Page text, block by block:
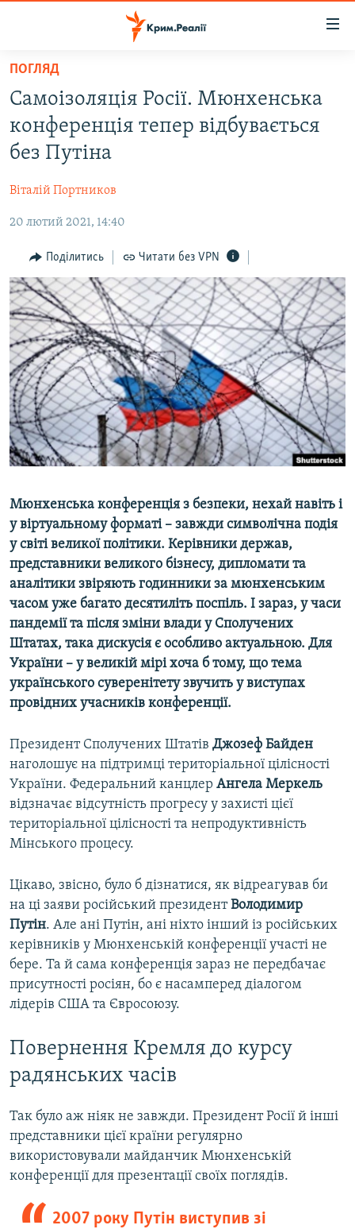
Перейти
основного
матеріалу
Перейти
до
основної
Перейти
пошуку
ВОДА.КРИМ
ВІДЕО ТА ФОТО
БЛОГИ
ПОГЛЯД
ІНТЕРВ'Ю
ВСЕ ЗА ДЕНЬ
СПЕЦПРОЕКТИ
ДЕПОРТАЦІЯ
ВІДЕОУРОКИ «ELIFBE»
СВІДЧЕННЯ ОКУПАЦІЇ
УКРАЇНСЬКА ПРОБЛЕМА КРИМУ
ІНФОГРАФІКА
ЯК ОБІЙТИ БЛОКУВАННЯ
Русский
Qırımtatar
ДОЛУЧАЙСЯ!
Усі сайти RFE/RL
ПОГЛЯД
Самоізоляція Росії. Мюнхенська
конференція тепер відбувається
без Путіна
Віталій Портников
20 лютий 2021, 14:40
Поділитись Читати без VPN
Мюнхенська конференція з безпеки, нехай навіть і
у віртуальному форматі – завжди символічна подія
у світі великої політики. Керівники держав,
представники великого бізнесу, дипломати та
аналітики звіряють годинники за мюнхенським
часом уже багато десятиліть поспіль. І зараз, у часи
пандемії та після зміни влади у Сполучених
Штатах, така дискусія є особливо актуальною. Для
України – у великій мірі хоча б тому, що тема
українського суверенітету звучить у виступах
провідних учасників конференції.
Президент Сполучених Штатів Джозеф Байден
наголошує на підтримці територіальної цілісності
України. Федеральний канцлер Ангела Меркель
відзначає відсутність прогресу у захисті цієї
територіальної цілісності та непродуктивність
Мінського процесу.
Цікаво, звісно, було б дізнатися, як відреагував би
на ці заяви російський президентВолодимир
Путін. Але ані Путін, ані ніхто інший із російських
керівників у Мюнхенській конференції участі не
бере. Та й сама конференція зараз не передбачає
присутності росіян, бо є насамперед діалогом
лідерів США та Євросоюзу.
Повернення Кремля до курсу
радянських часів
Так було аж ніяк не завжди. Президент Росії й інші
представники цієї країни регулярно
використовували майданчик Мюнхенській
конференції для презентації своїх поглядів.
2007 року Путін виступив зі